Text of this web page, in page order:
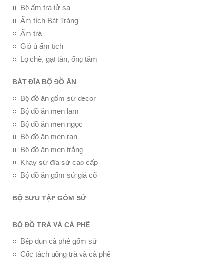
Bộ ấm trà tử sa
Ấm tích Bát Tràng
Ấm trà
Giỏ ủ ấm tích
Lọ chè, gạt tàn, ống tăm
BÁT ĐĨA BỘ ĐỒ ĂN
Bộ đồ ăn gốm sứ decor
Bộ đồ ăn men lam
Bộ đồ ăn men ngọc
Bộ đồ ăn men rạn
Bộ đồ ăn men trắng
Khay sứ đĩa sứ cao cấp
Bộ đồ ăn gốm sứ giả cổ
BỘ SƯU TẬP GỐM SỨ
BỘ ĐỒ TRÀ VÀ CÀ PHÊ
Bếp đun cà phê gốm sứ
Cốc tách uống trà và cà phê